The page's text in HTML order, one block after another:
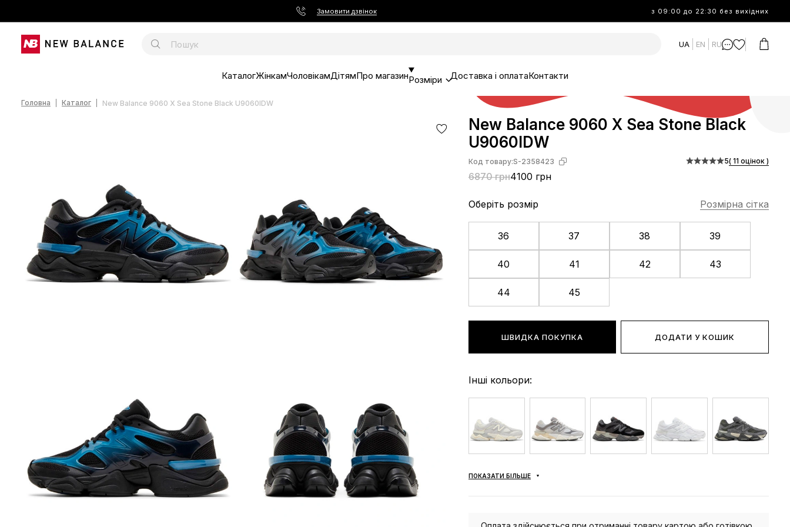
Замовити дзвінок з 09:00 до 22:30 без вихідних
UA EN RU
КаталогЖінкамЧоловікамДітямПро магазинРозміри Доставка і оплатаКонтакти
Головна Каталог New Balance 9060 X Sea Stone Black U9060IDW
New Balance 9060 X Sea Stone Black
U9060IDW
Код товару:S-2358423
6870 грн4100 грн
5( 11 оцінок )
Оберіть розмір Розмірна сітка
36 37 38 39
40 41 42 43
44 45
ШВИДКА ПОКУПКА ДОДАТИ У КОШИК
Інші кольори:
ПОКАЗАТИ БІЛЬШЕ